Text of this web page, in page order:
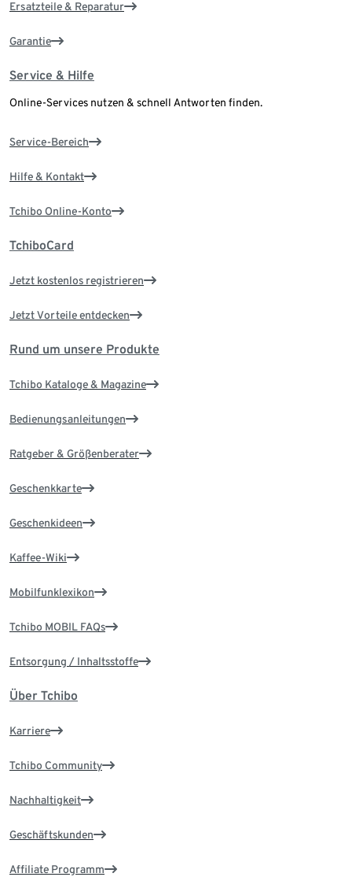
Ersatzteile & Reparatur
Garantie
Service & Hilfe
Online-Services nutzen & schnell Antworten finden.
Service-Bereich
Hilfe & Kontakt
Tchibo Online-Konto
TchiboCard
Jetzt kostenlos registrieren
Jetzt Vorteile entdecken
Rund um unsere Produkte
Tchibo Kataloge & Magazine
Bedienungsanleitungen
Ratgeber & Größenberater
Geschenkkarte
Geschenkideen
Kaffee-Wiki
Mobilfunklexikon
Tchibo MOBIL FAQs
Entsorgung / Inhaltsstoffe
Über Tchibo
Karriere
Tchibo Community
Nachhaltigkeit
Geschäftskunden
Affiliate Programm